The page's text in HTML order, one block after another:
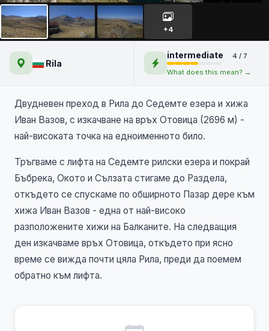
7-те Рилски езера и хижа
Иван Вазов
+4
Rila
intermediate
4 / 7
What does this mean? →
Двудневен преход в Рила до Седемте езера и хижа
Иван Вазов, с изкачване на връх Отовица (2696 м) -
най-високата точка на едноименното било.
Тръгваме с лифта на Седемте рилски езера и покрай
Бъбрека, Окото и Сълзата стигаме до Раздела,
откъдето се спускаме по обширното Пазар дере към
хижа Иван Вазов - една от най-високо
разположените хижи на Балканите. На следващия
ден изкачваме връх Отовица, откъдето при ясно
време се вижда почти цяла Рила, преди да поемем
обратно към лифта.